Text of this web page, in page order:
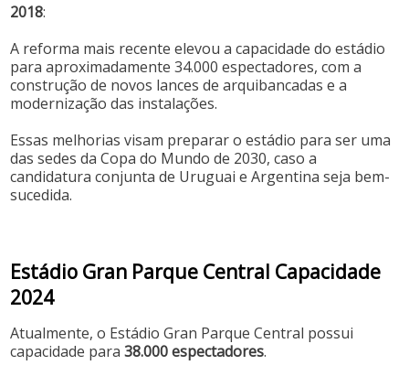
2018:
A reforma mais recente elevou a capacidade do estádio
para aproximadamente 34.000 espectadores, com a
construção de novos lances de arquibancadas e a
modernização das instalações.
Essas melhorias visam preparar o estádio para ser uma
das sedes da Copa do Mundo de 2030, caso a
candidatura conjunta de Uruguai e Argentina seja bem-
sucedida.
Estádio Gran Parque Central Capacidade
2024
Atualmente, o Estádio Gran Parque Central possui
capacidade para38.000 espectadores.